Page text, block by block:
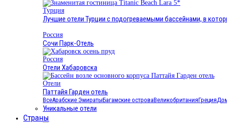
Турция
Лучшие отели Турции с подогреваемыми бассейнами, в
Россия
Сочи Парк-Отель
Россия
Отели Хабаровска
Отели
Паттайя Гарден отель
ВсеАрабские ЭмиратыБагамские островаВеликобританияГреция
Уникальные отели
Страны